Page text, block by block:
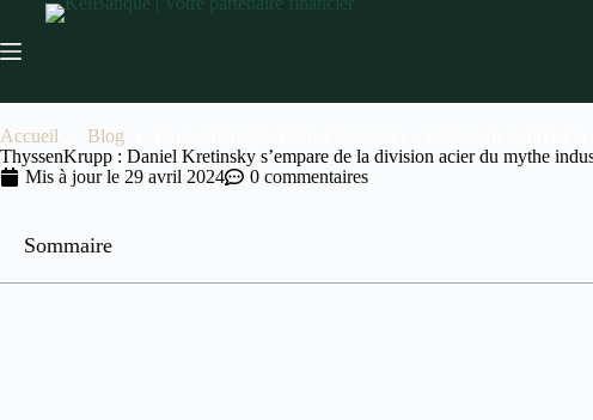
Accueil Blog
ThyssenKrupp : Daniel Kretinsky s’empare de la division acier du mythe
Mis à jour le 29 avril 2024 0 commentaires
Sommaire